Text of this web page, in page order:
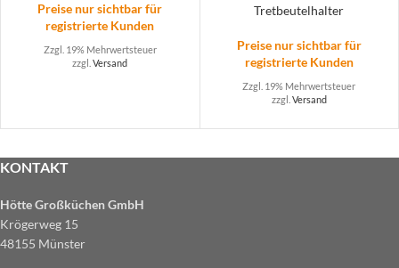
Preise nur sichtbar für
registrierte Kunden
Zzgl. 19% Mehrwertsteuer
zzgl.Versand
Tretbeutelhalter
Preise nur sichtbar für
registrierte Kunden
Zzgl. 19% Mehrwertsteuer
zzgl. Versand
KONTAKT
Hötte Großküchen GmbH
Krögerweg 15
48155 Münster